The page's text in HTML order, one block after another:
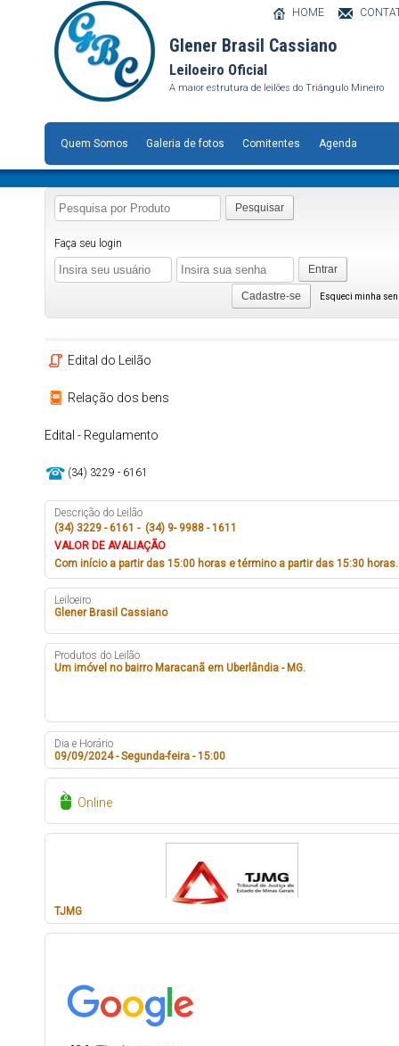
Glener Brasil Cassiano
Leiloeiro Oficial
A maior estrutura de leilões do Triângulo Mineiro
HOME
Quem Somos Galeria de fotos Comitentes Agenda
Pesquisar
Faça seu login
Entrar
Esqueci minha
Cadastre-se
Edital do Leilão
Relação dos bens
Edital - Regulamento
(34) 3229 - 6161
Descrição do Leilão
(34) 3229 - 6161 - (34) 9- 9988 - 1611
VALOR DE AVALIAÇÃO
Com início a partir das 15:00 horas e término a partir das 15:30 horas.
Leiloeiro
Glener Brasil Cassiano
Produtos do Leilão
Um imóvel no bairro Maracanã em Uberlândia - MG.
Dia e Horário
09/09/2024 - Segunda-feira - 15:00
Online
TJMG